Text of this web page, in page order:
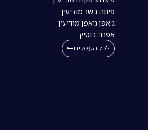
פיתה בשר מודיעין
ג'אפן ג'אפן מודיעין
אפרת בוטיק
לכל העסקים